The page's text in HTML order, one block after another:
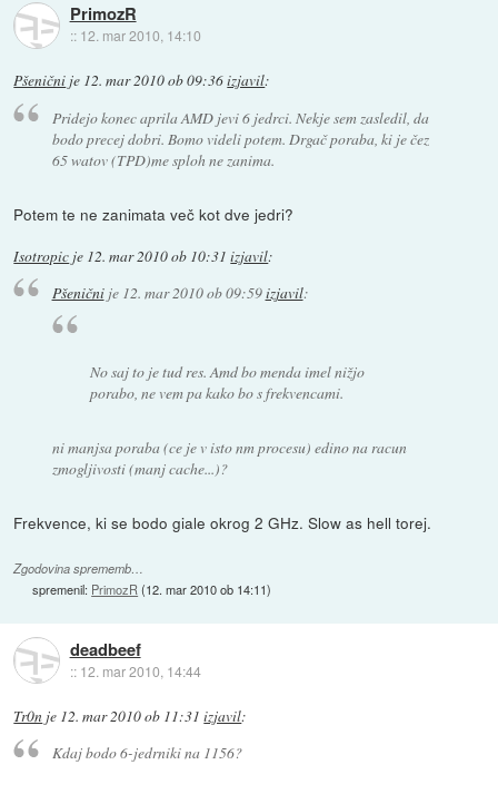
PrimozR
:: 12. mar 2010, 14:10
Pšenični je 12. mar 2010 ob 09:36izjavil:
Pridejo konec aprila AMD jevi 6 jedrci. Nekje sem zasledil, da
bodo precej dobri. Bomo videli potem. Drgač poraba, ki je čez
65 watov (TPD)me sploh ne zanima.
Potem te ne zanimata več kot dve jedri?
Isotropic je 12. mar 2010 ob 10:31 izjavil:
Pšeničnije 12. mar 2010 ob 09:59izjavil:
No saj to je tud res. Amd bo menda imel nižjo
porabo, ne vem pa kako bo s frekvencami.
ni manjsa poraba (ce je v isto nm procesu) edino na racun
zmogljivosti (manj cache...)?
Frekvence, ki se bodo giale okrog 2 GHz. Slow as hell torej.
Zgodovina sprememb…
spremenil: PrimozR (12. mar 2010 ob 14:11)
deadbeef
:: 12. mar 2010, 14:44
Tr0n je 12. mar 2010 ob 11:31 izjavil:
Kdaj bodo 6-jedrniki na 1156?